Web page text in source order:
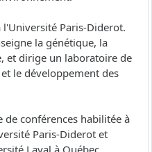
Paris-Diderot.
la génétique, la
et dirige un laboratoire de
le développement des
de conférences habilitée à
Paris-Diderot et